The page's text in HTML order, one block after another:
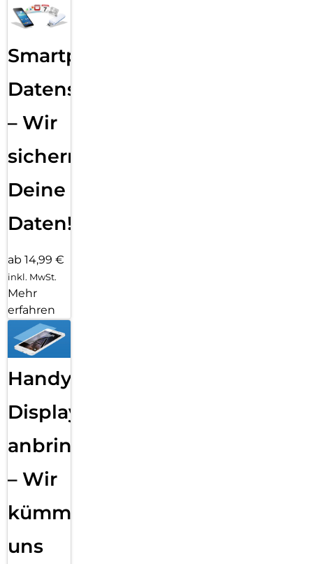
Smartphone
Datensicherung
– Wir
sichern
Deine
Daten!
ab 14,99 €
inkl. MwSt.
Mehr
erfahren
Handy
Displayfolie
anbringen
– Wir
kümmern
uns